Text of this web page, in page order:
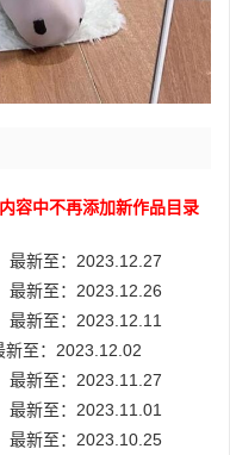
容中不再添加新作品目录
最新至：2023.12.27
最新至：2023.12.26
最新至：2023.12.11
新至：2023.12.02
最新至：2023.11.27
最新至：2023.11.01
最新至：2023.10.25